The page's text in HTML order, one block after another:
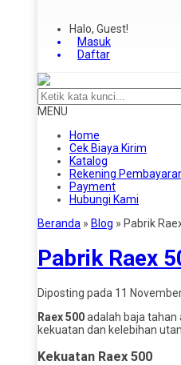
Halo, Guest!
Masuk
Daftar
MENU
Home
Cek Biaya Kirim
Katalog
Rekening
Payment
Hubungi Kami
Beranda » Blog » Pabrik
Pabrik Raex
Diposting pada 11
Raex 500adalah baja tahan
kekuatan dan kelebihan
Kekuatan Raex 500